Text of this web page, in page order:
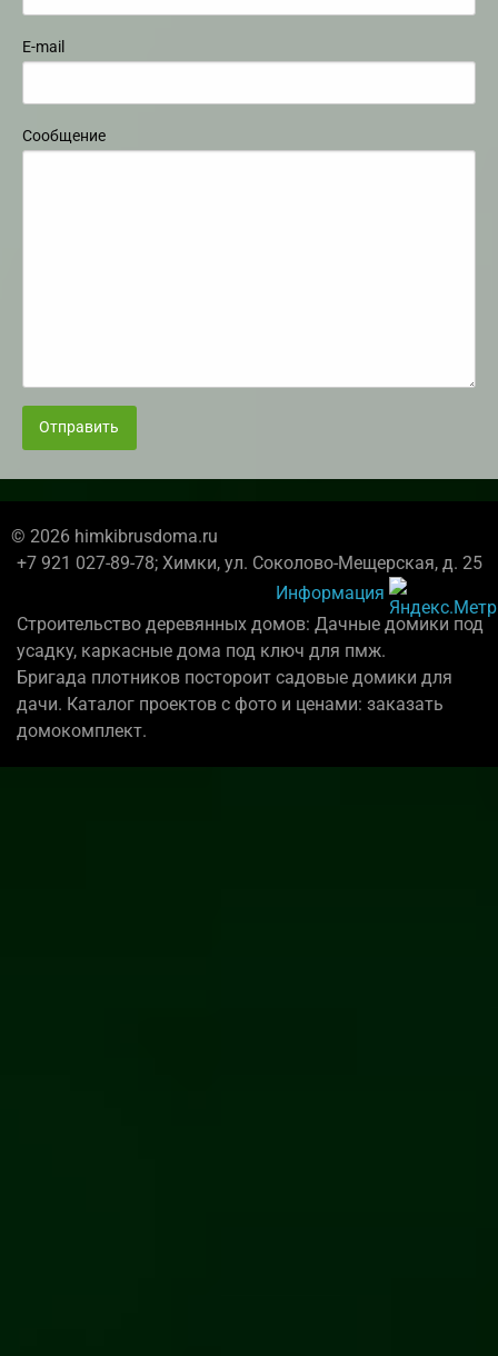
E-mail
Сообщение
Отправить
© 2026 himkibrusdoma.ru
+7 921 027-89-78; Химки, ул. Соколово-Мещерская, д. 25
Информация
Строительство деревянных домов: Дачные домики под
усадку, каркасные дома под ключ для пмж.
Бригада плотников постороит садовые домики для
дачи. Каталог проектов с фото и ценами: заказать
домокомплект.